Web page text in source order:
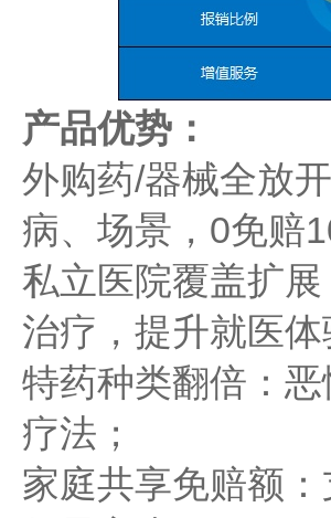
产品优势：
外购药/器械全放
病、场景，0免赔
私立医院覆盖扩
治疗，提升就医体
特药种类翻倍：
疗法；
家庭共享免赔额